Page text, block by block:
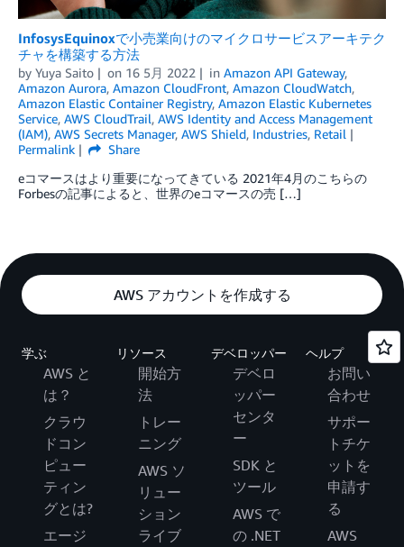
InfosysEquinoxで小売業向けのマイクロサービスアーキテク
チャを構築する方法
by Yuya Saito on 16 5月 2022 in Amazon API Gateway,
Amazon Aurora, Amazon CloudFront, Amazon CloudWatch,
Amazon Elastic Container Registry, Amazon Elastic Kubernetes
Service, AWS CloudTrail, AWS Identity and Access Management
(IAM), AWS Secrets Manager, AWS Shield, Industries, Retail
Permalink
Share
eコマースはより重要になってきている 2021年4月のこちらの
Forbesの記事によると、世界のeコマースの売 […]
AWS アカウントを作成する
学ぶ
AWS と
は？
クラウ
ドコン
ピュー
ティン
グとは?
エージ
リソース
開始方
法
トレー
ニング
AWS ソ
リュー
ション
ライブ
デベロッパー
デベロ
ッパー
センタ
ー
SDK と
ツール
AWS で
の .NET
ヘルプ
お問い
合わせ
サポー
トチケ
ットを
申請す
る
AWS